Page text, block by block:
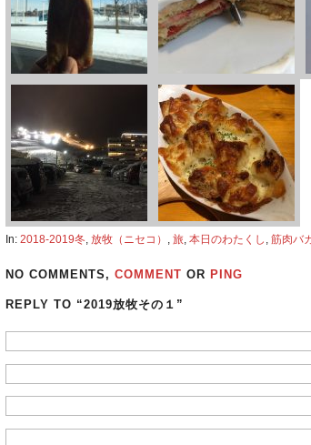
In: 2018-2019冬 放牧（ニセコ） 旅 本日のわたくし 筋肉バ
NO COMMENTS, COMMENT OR PING
REPLY TO “2019放牧その１”